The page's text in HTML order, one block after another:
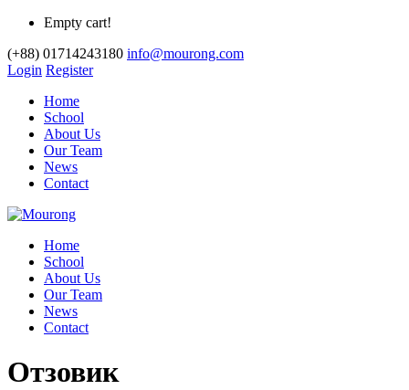
Empty cart!
(+88) 01714243180 info@mourong.com
Login Register
Home
School
About Us
Our Team
News
Contact
Home
School
About Us
Our Team
News
Contact
Отзовик